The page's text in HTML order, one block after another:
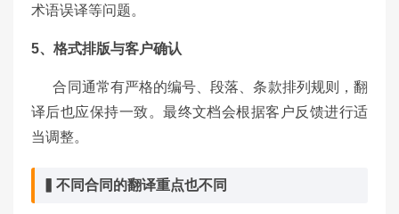
术语误译等问题。
5、格式排版与客户确认
合同通常有严格的编号、段落、条款排列规则，翻
译后也应保持一致。最终文档会根据客户反馈进行适
当调整。
▍不同合同的翻译重点也不同